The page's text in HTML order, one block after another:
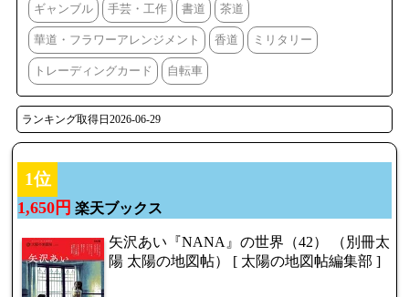
ギャンブル 手芸・工作 書道 茶道
華道・フラワーアレンジメント 香道 ミリタリー
トレーディングカード 自転車
ランキング取得日2026-06-29
1位
1,650円 楽天ブックス
矢沢あい『NANA』の世界（42） （別冊太
陽 太陽の地図帖） [ 太陽の地図帖編集部 ]